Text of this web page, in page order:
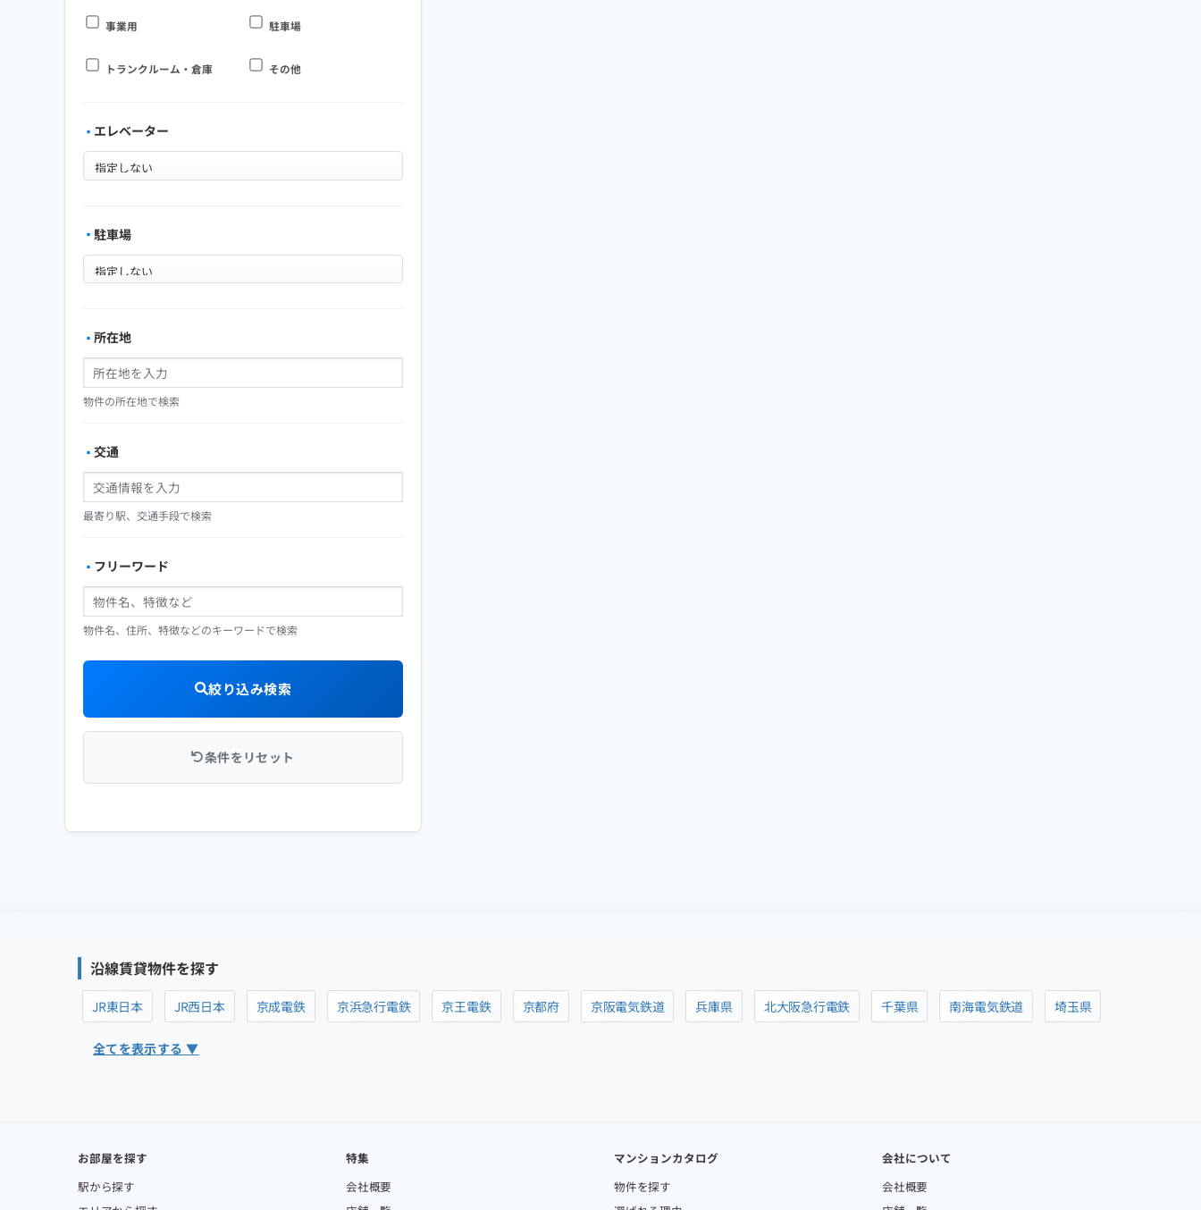
事業用 駐車場
トランクルーム・倉庫 その他
エレベーター
駐車場
所在地
物件の所在地で検索
交通
最寄り駅、交通手段で検索
フリーワード
物件名、住所、特徴などのキーワードで検索
絞り込み検索
条件をリセット
沿線賃貸物件を探す
JR東日本 JR西日本 京成電鉄 京浜急行電鉄 京王電鉄 京都府 京阪電気鉄道 兵庫県 北大阪急行電鉄 千葉県 南海電気鉄道 埼玉県
全てを表示する ▼
お部屋を探す
駅から探す
特集
会社概要
マンションカタログ
物件を探す
会社について
会社概要